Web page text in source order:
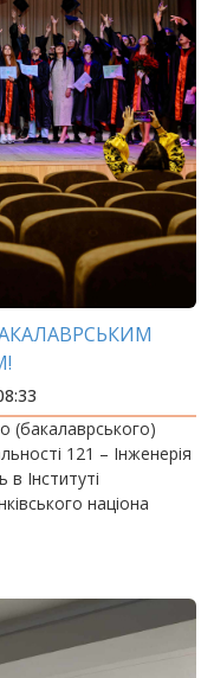
(бакалаврського)
121 – Інженерія
Інституті
націона